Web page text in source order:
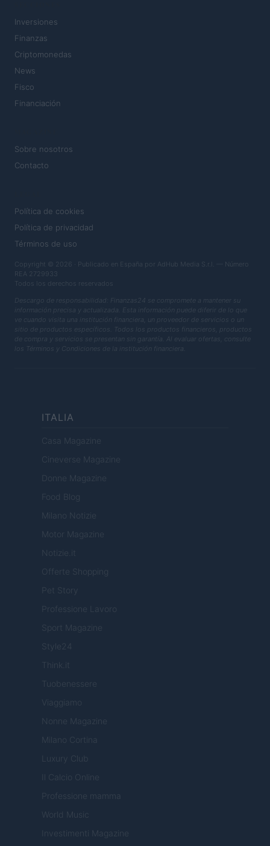
Inversiones
Finanzas
Criptomonedas
News
Fisco
Financiación
Sobre nosotros
Contacto
Política de cookies
Política de privacidad
Términos de uso
Copyright © 2026 · Publicado en España por AdHub Media S.r.l. — Número
REA 2729933
Todos los derechos reservados
Descargo de responsabilidad: Finanzas24 se compromete a mantener su
información precisa y actualizada. Esta información puede diferir de lo que
ve cuando visita una institución financiera, un proveedor de servicios o un
sitio de productos específicos. Todos los productos financieros, productos
de compra y servicios se presentan sin garantía. Al evaluar ofertas, consulte
los Términos y Condiciones de la institución financiera.
ITALIA
Casa Magazine
Cineverse Magazine
Donne Magazine
Food Blog
Milano Notizie
Motor Magazine
Notizie.it
Offerte Shopping
Pet Story
Professione Lavoro
Sport Magazine
Style24
Think.it
Tuobenessere
Viaggiamo
Nonne Magazine
Milano Cortina
Luxury Club
Il Calcio Online
Professione mamma
World Music
Investimenti Magazine